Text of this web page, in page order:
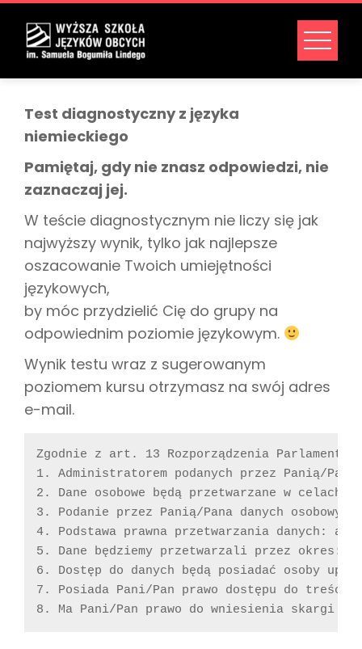
Test diagnostyczny z języka
niemieckiego
Pamiętaj, gdy nie znasz odpowiedzi, nie
zaznaczaj jej.
W teście diagnostycznym nie liczy się jak
najwyższy wynik, tylko jak najlepsze
oszacowanie Twoich umiejętności
językowych,
by móc przydzielić Cię do grupy na
odpowiednim poziomie językowym.
Wynik testu wraz z sugerowanym
poziomem kursu otrzymasz na swój adres
e-mail.
Zgodnie z art. 13 Rozporządzenia Parlamentu
1. Administratorem podanych przez Panią/
2. Dane osobowe będą przetwarzane w
3. Podanie przez Panią/Pana danych
4. Podstawa prawna przetwarzania danych:
5. Dane będziemy przetwarzali przez okres:
6. Dostęp do danych będą posiadać osoby
7. Posiada Pani/Pan prawo dostępu do treści
8. Ma Pani/Pan prawo do wniesienia skargi do